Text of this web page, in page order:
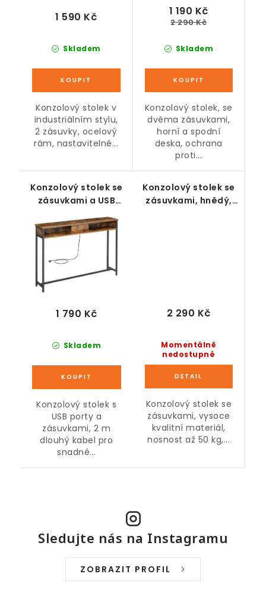
Skladem
1 590 Kč
Konzolový stolek v
industriálním stylu,
2 zásuvky, ocelový
rám, nastavitelné...
Skladem
1 190 Kč
2 290 Kč
Konzolový stolek, se
dvěma zásuvkami,
horní a spodní
deska, ochrana
proti...
Konzolový stolek se
zásuvkami a USB
porty, rustikální
hnědá, 25 x 120 x 81
cm
Skladem
1 790 Kč
Konzolový stolek s
USB porty a
zásuvkami, 2 m
dlouhý kabel pro
snadné...
Konzolový stolek se
zásuvkami, hnědý,
Momentálně
nedostupné
2 290 Kč
Konzolový stolek se
zásuvkami, vysoce
kvalitní materiál,
nosnost až 50 kg,...
Sledujte nás na Instagramu
ZOBRAZIT PROFIL